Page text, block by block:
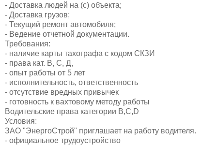
- Доставка людей на (с) объекта;
- Доставка грузов;
- Текущий ремонт автомобиля;
- Ведение отчетной документации.
Требования:
- наличие карты тахографа с кодом СКЗИ
- права кат. В, С, Д,
- опыт работы от 5 лет
- исполнительность, ответственность
- отсутствие вредных привычек
- готовность к вахтовому методу работы
Водительские права категории B,C,D
Условия:
ЗАО "ЭнергоСтрой" приглашает на работу водителя.
- официальное трудоустройство